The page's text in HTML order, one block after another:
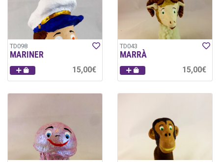
TD098
MARINER
15,00€
TD043
MARRÀ
15,00€